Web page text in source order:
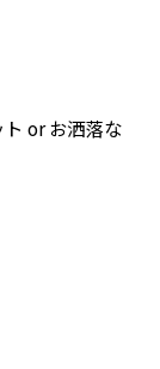
or お洒落な